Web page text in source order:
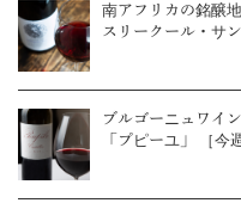
南アフリカの銘醸
スリークール・サ
ブルゴーニュワイ
「プピーユ」 ［今